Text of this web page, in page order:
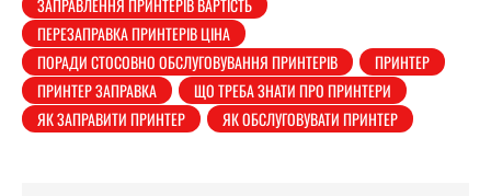
ЗАПРАВЛЕННЯ ПРИНТЕРІВ ВАРТІСТЬ
ПЕРЕЗАПРАВКА ПРИНТЕРІВ ЦІНА
ПОРАДИ СТОСОВНО ОБСЛУГОВУВАННЯ ПРИНТЕРІВ
ПРИНТЕР
ПРИНТЕР ЗАПРАВКА
ЩО ТРЕБА ЗНАТИ ПРО ПРИНТЕРИ
ЯК ЗАПРАВИТИ ПРИНТЕР
ЯК ОБСЛУГОВУВАТИ ПРИНТЕР